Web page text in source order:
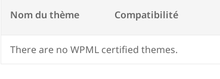
Nom du thème Compatibilité
There are no WPML certified themes.